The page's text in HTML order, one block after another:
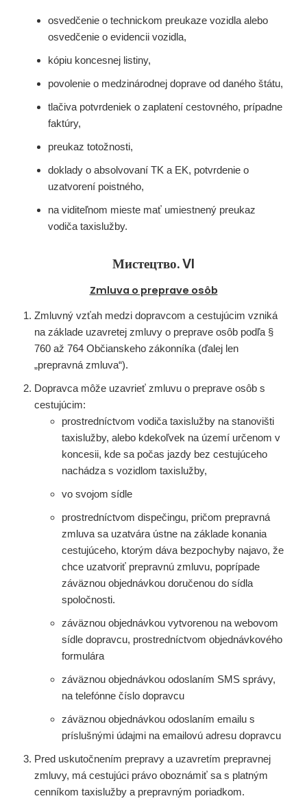
osvedčenie o technickom preukaze vozidla alebo
osvedčenie o evidencii vozidla,
kópiu koncesnej listiny,
povolenie o medzinárodnej doprave od daného štátu,
tlačiva potvrdeniek o zaplatení cestovného, prípadne
faktúry,
preukaz totožnosti,
doklady o absolvovaní TK a EK, potvrdenie o
uzatvorení poistného,
na viditeľnom mieste mať umiestnený preukaz
vodiča taxislužby.
Мистецтво. VI
Zmluva o preprave osôb
Zmluvný vzťah medzi dopravcom a cestujúcim vzniká
na základe uzavretej zmluvy o preprave osôb podľa §
760 až 764 Občianskeho zákonníka (ďalej len
„prepravná zmluva“).
Dopravca môže uzavrieť zmluvu o preprave osôb s
cestujúcim:
prostredníctvom vodiča taxislužby na stanovišti
taxislužby, alebo kdekoľvek na území určenom v
koncesii, kde sa počas jazdy bez cestujúceho
nachádza s vozidlom taxislužby,
vo svojom sídle
prostredníctvom dispečingu, pričom prepravná
zmluva sa uzatvára ústne na základe konania
cestujúceho, ktorým dáva bezpochyby najavo, že
chce uzatvoriť prepravnú zmluvu, poprípade
záväznou objednávkou doručenou do sídla
spoločnosti.
záväznou objednávkou vytvorenou na webovom
sídle dopravcu, prostredníctvom objednávkového
formulára
záväznou objednávkou odoslaním SMS správy,
na telefónne číslo dopravcu
záväznou objednávkou odoslaním emailu s
príslušnými údajmi na emailovú adresu dopravcu
Pred uskutočnením prepravy a uzavretím prepravnej
zmluvy, má cestujúci právo oboznámiť sa s platným
cenníkom taxislužby a prepravným poriadkom.